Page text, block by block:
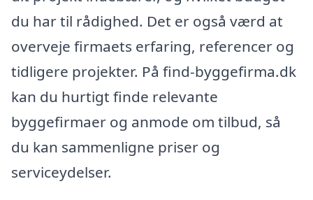
du har til rådighed. Det er også værd at
overveje firmaets erfaring, referencer og
tidligere projekter. På find-byggefirma.dk
kan du hurtigt finde relevante
byggefirmaer og anmode om tilbud, så
du kan sammenligne priser og
serviceydelser.